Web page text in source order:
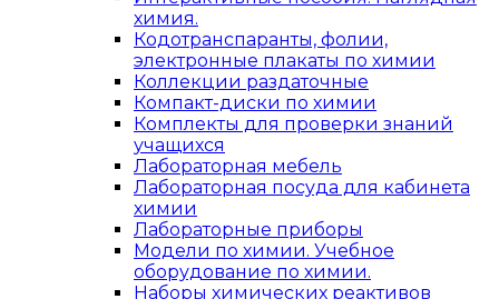
химия.
Кодотранспаранты, фолии,
электронные плакаты по химии
Коллекции раздаточные
Компакт-диски по химии
Комплекты для проверки знаний
учащихся
Лабораторная мебель
Лабораторная посуда для кабинета
химии
Лабораторные приборы
Модели по химии. Учебное
оборудование по химии.
Наборы химических реактивов